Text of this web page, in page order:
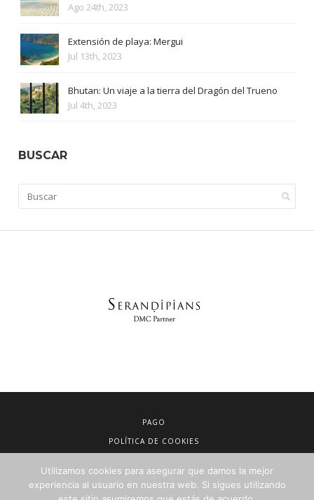
Ago 24th, 2023
Extensión de playa: Mergui
Jul 13th, 2023
Bhutan: Un viaje a la tierra del Dragón del Trueno
Jul 4th, 2023
BUSCAR
PAGO
POLÍTICA DE COOKIES
CONDICIONES DE VENTA
Utilizamos cookies para asegurar que damos la mejor
experiencia al usuario en nuestra web. Si sigues utilizando